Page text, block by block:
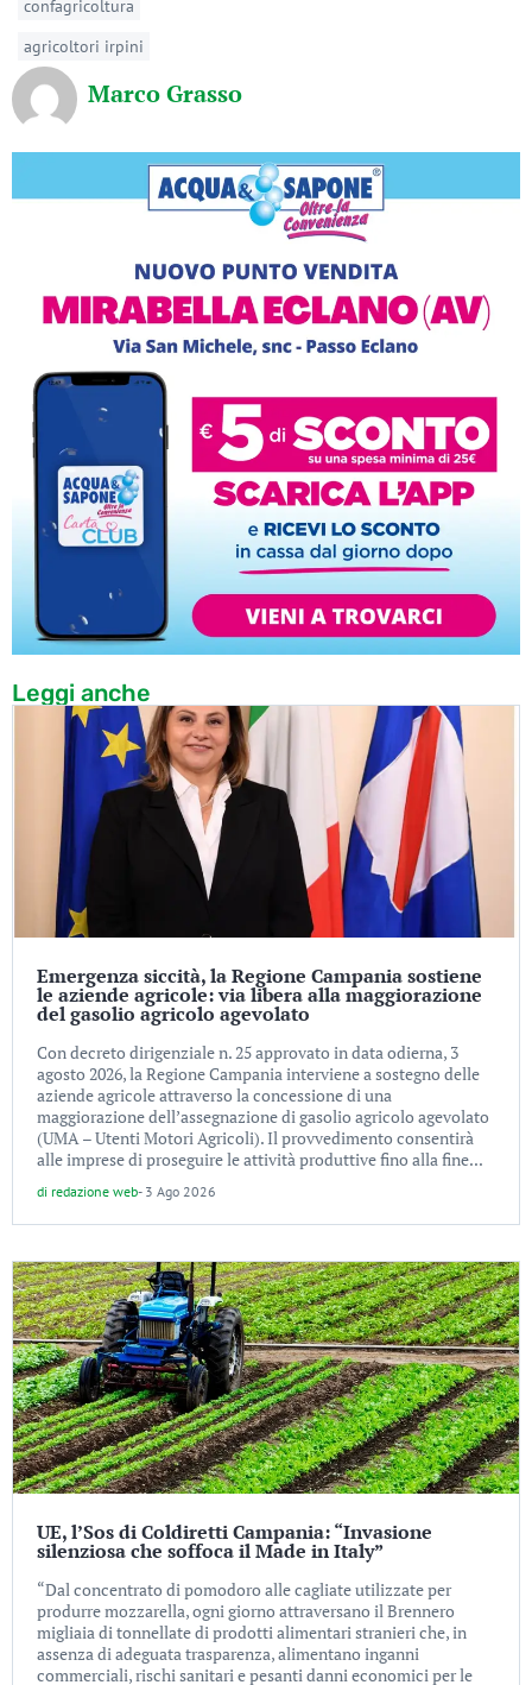
confagricoltura
agricoltori irpini
Marco Grasso
Leggi anche
Emergenza siccità, la Regione Campania sostiene
le aziende agricole: via libera alla maggiorazione
del gasolio agricolo agevolato
Con decreto dirigenziale n. 25 approvato in data odierna, 3
agosto 2026, la Regione Campania interviene a sostegno delle
aziende agricole attraverso la concessione di una
maggiorazione dell’assegnazione di gasolio agricolo agevolato
(UMA – Utenti Motori Agricoli). Il provvedimento consentirà
alle imprese di proseguire le attività produttive fino alla fine...
di redazione web- 3 Ago 2026
UE, l’Sos di Coldiretti Campania: “Invasione
silenziosa che soffoca il Made in Italy”
“Dal concentrato di pomodoro alle cagliate utilizzate per
produrre mozzarella, ogni giorno attraversano il Brennero
migliaia di tonnellate di prodotti alimentari stranieri che, in
assenza di adeguata trasparenza, alimentano inganni
commerciali, rischi sanitari e pesanti danni economici per le